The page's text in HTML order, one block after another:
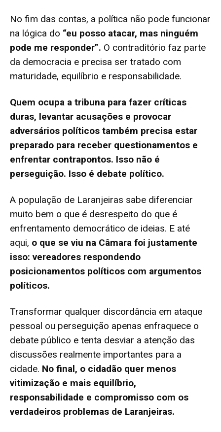
No fim das contas, a política não pode funcionar
na lógica do “eu posso atacar, mas ninguém
pode me responder”. O contraditório faz parte
da democracia e precisa ser tratado com
maturidade, equilíbrio e responsabilidade.
Quem ocupa a tribuna para fazer críticas
duras, levantar acusações e provocar
adversários políticos também precisa estar
preparado para receber questionamentos e
enfrentar contrapontos. Isso não é
perseguição. Isso é debate político.
A população de Laranjeiras sabe diferenciar
muito bem o que é desrespeito do que é
enfrentamento democrático de ideias. E até
aqui, o que se viu na Câmara foi justamente
isso: vereadores respondendo
posicionamentos políticos com argumentos
políticos.
Transformar qualquer discordância em ataque
pessoal ou perseguição apenas enfraquece o
debate público e tenta desviar a atenção das
discussões realmente importantes para a
cidade. No final, o cidadão quer menos
vitimização e mais equilíbrio,
responsabilidade e compromisso com os
verdadeiros problemas de Laranjeiras.